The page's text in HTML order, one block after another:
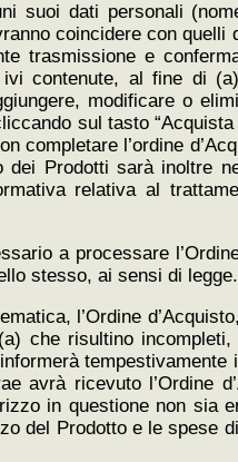
suoi dati personali
coincidere con quelli
trasmissione e
contenute, al fine di
modificare o
sul tasto
completare l’ordine
dei Prodotti sarà inoltre
relativa al
a processare
stesso, ai sensi di legge.
l’Ordine
che risultino
tempestivamente
avrà ricevuto l’Ordine
in questione non sia
del Prodotto e le spese